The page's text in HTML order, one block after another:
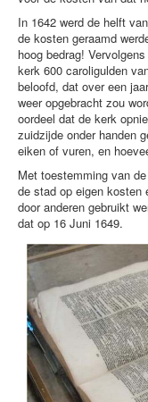
In 1642 werd de helft
de kosten geraamd
hoog bedrag!
kerk 600 caroligulden
beloofd, dat over een
weer opgebracht zou
oordeel dat de kerk
zuidzijde onder handen
eiken of vuren, en
Met toestemming van
de stad op eigen kosten
door anderen gebruikt
dat op 16 Juni 1649.